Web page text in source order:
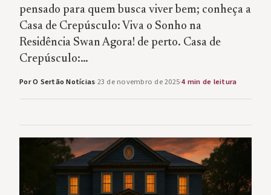
pensado para quem busca viver bem; conheça a
Casa de Crepúsculo: Viva o Sonho na
Residência Swan Agora! de perto. Casa de
Crepúsculo:…
Por O Sertão Notícias·23 de novembro de 2025·4 min de leitura